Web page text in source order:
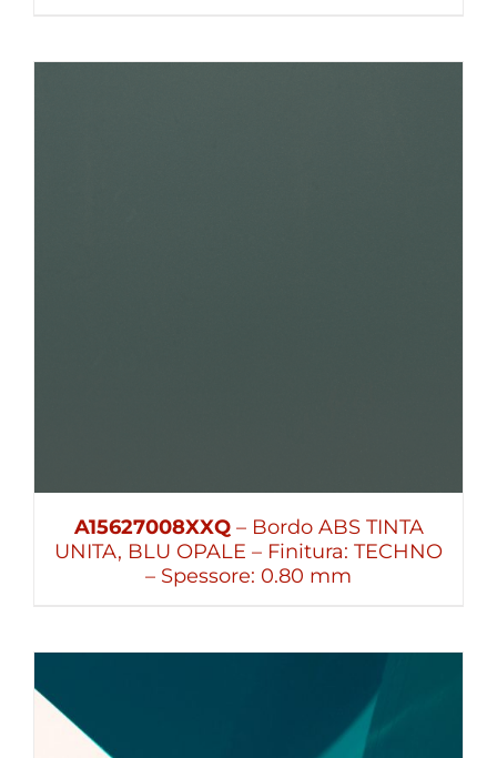
A15627008XXQ – Bordo ABS TINTA
UNITA, BLU OPALE – Finitura: TECHNO
– Spessore: 0.80 mm